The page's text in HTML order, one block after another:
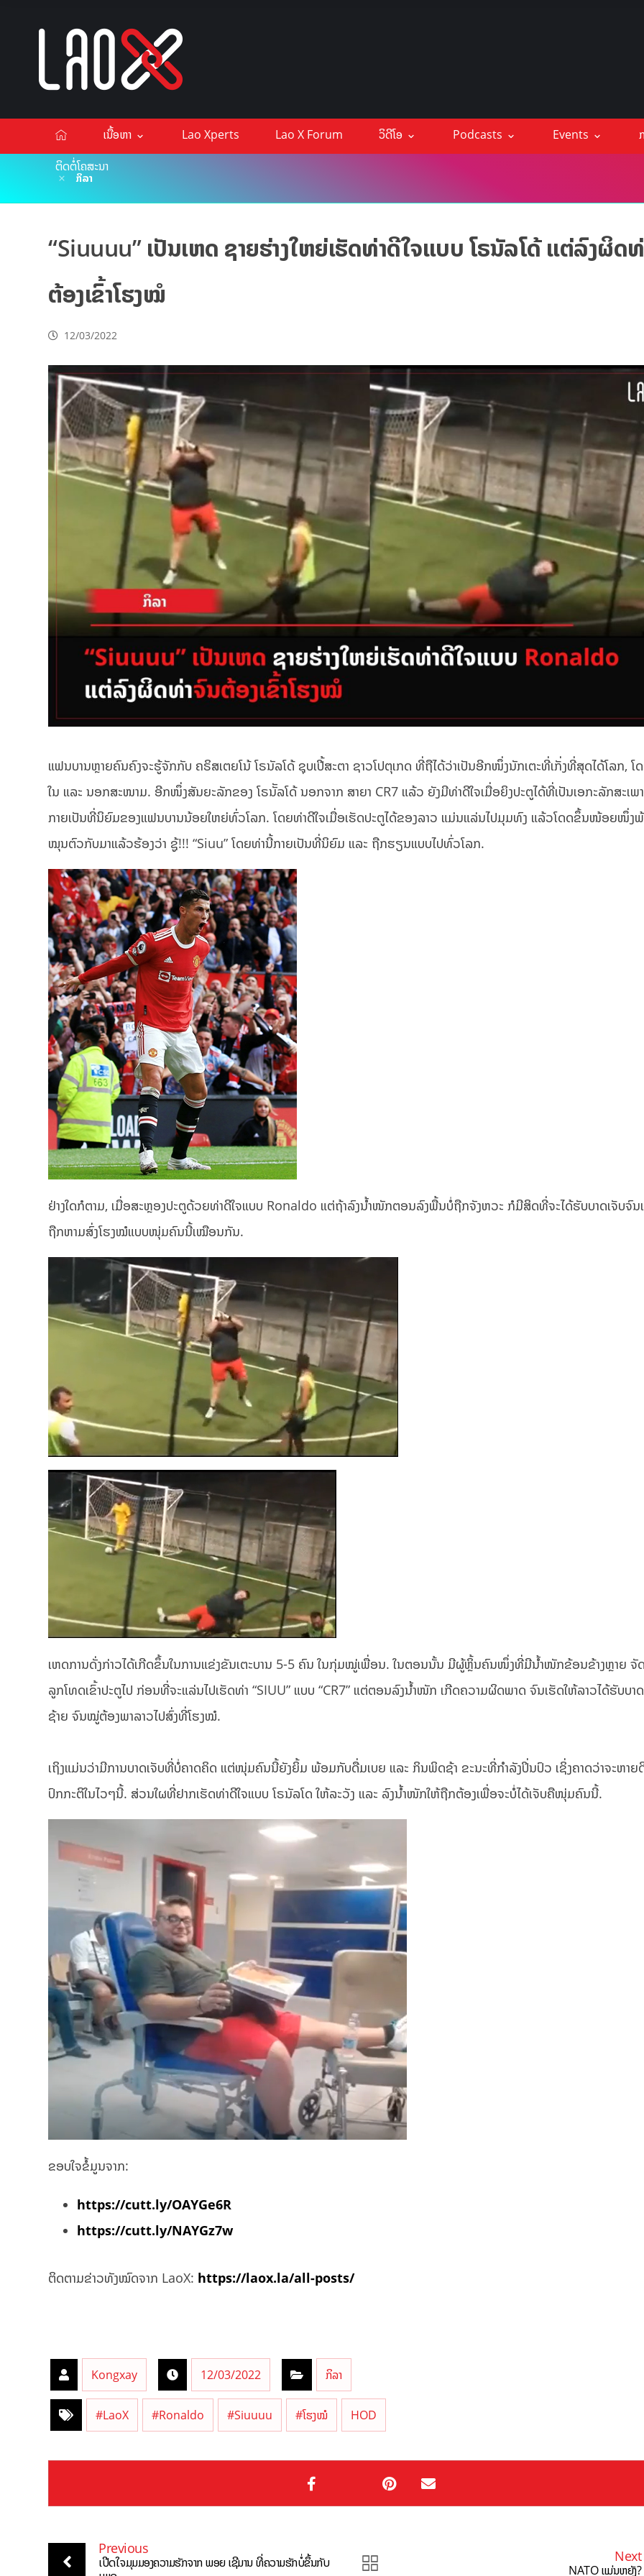
ເນື້ອຫາ Lao Xperts Lao X Forum ວິດີໂອ Podcasts Events
ຕິດຕໍ່ໂຄສະນາ
ກິລາ
“Siuuuu” ເປັນເຫດ ຊາຍຮ່າງໃຫຍ່ເຮັດທ່າດີໃຈແບບ ໂຣນັລໂດ້ ແຕ່ລົງຜິດ
ຕ້ອງເຂົ້າໂຮງໝໍ
12/03/2022
ແຟນບານຫຼາຍຄົນຄົງຈະຮູ້ຈັກກັບ ຄຣິສເຕຍໂນ້ ໂຣນັລໂດ້ ຊຸບເປີ້ສະຕາ ຊາວໂປຕຸເກດ ທີ່ຖືໄດ້ວ່າເປັນອີກໜຶ່ງນັກເຕະທີ່ເກັ່ງທີ່ສຸດໄດ້ໂລກ, ໂ
ໃນ ແລະ ນອກສະໜາມ. ອີກໜຶ່ງສັນຍະລັກຂອງ ໂຣນັັລໂດ້ ນອກຈາກ ສາຍາ CR7 ແລ້ວ ຍັງມີທ່າດີໃຈເມື່ອຍິງປະຕູໄດ້ທີ່ເປັນເອກະລັກສະເພ
ກາຍເປັນທີ່ນິຍົມຂອງແຟນບານນ້ອຍໃຫຍ່ທົ່ວໂລກ. ໂດຍທ່າດີໃຈເມື່ອເຮັດປະຕູໄດ້ຂອງລາວ ແມ່ນແລ່ນໄປມຸມທົງ ແລ້ວໂດດຂຶ້ນໜ້ອຍໜຶ່ງ
ໝຸນຕົວກັບມາແລ້ວຮ້ອງວ່າ ຊູ້!!! “Siuu” ໂດຍທ່ານີ້ກາຍເປັນທີ່ນິຍົມ ແລະ ຖືກຮຽນແບບໄປທົ່ວໂລກ.
ຢ່າງໃດກໍຕາມ, ເມື່ອສະຫຼອງປະຕູດ້ວຍທ່າດີໃຈແບບ Ronaldo ແຕ່ຖ້າລົງນ້ຳໜັກຕອນລົງພື້ນບໍ່ຖືກຈັງຫວະ ກໍມີສິດທີ່ຈະໄດ້ຮັບບາດເຈັບຈົນ
ຖືກຫາມສົ່ງໂຮງໝໍແບບໜຸ່ມຄົນນີ້ເໝືອນກັນ.
ເຫດການ​ດັ່ງກ່າວ​ໄດ້​ເກີດ​ຂຶ້ນ​ໃນ​ການ​ແຂ່ງຂັນ​ເຕະບານ 5-5 ຄົນ​ ໃນກຸ່ມ​ໝູ່​ເພື່ອນ. ໃນຕອນນັ້ນ ມີຜູ້ຫຼິ້ນຄົນໜຶ່ງທີ່ມີນໍ້າໜັກຂ້ອນຂ້າງຫຼາຍ ຈັ
ລູກໂທດເຂົ້າປະຕູໄປ ກ່ອນທີ່ຈະແລ່ນໄປເຮັດທ່າ “SIUU” ແບບ “CR7” ແຕ່ຕອນລົງນ້ຳໜັກ ເກີດຄວາມຜິດພາດ ຈົນເຮັດໃຫ້ລາວໄດ້ຮັບບາ
ຊ້າຍ ຈົນໝູ່ຕ້ອງພາລາວໄປສົ່ງທີ່ໂຮງໝໍ.
ເຖິງແມ່ນວ່າມີການບາດເຈັບທີ່ບໍ່ຄາດຄິດ ແຕ່ໜຸ່ມຄົນນີ້ຍັງຍິ້ມ ພ້ອມກັບດື່ມເບຍ ແລະ ກິນພິດຊ້າ ຂະນະທີ່ກຳລັງປິ່ນປົວ ເຊິ່ງຄາດວ່າຈະຫາຍ
ປົກກະຕິໃນໄວໆນີ້. ສ່ວນໃຜທີ່ຢາກເຮັດທ່າດີໃຈແບບ ໂຣນັລໂດ ໃຫ້ລະວັງ ແລະ ລົງນໍ້າໜັກໃຫ້ຖືກຕ້ອງເພື່ອຈະບໍ່ໄດ້ເຈັບຄືໜຸ່ມຄົນນີ້.
ຂອບໃຈຂໍ້ມູນຈາກ:
https://cutt.ly/OAYGe6R
https://cutt.ly/NAYGz7w
ຕິດຕາມຂ່າວທັງໝົດຈາກ LaoX: https://laox.la/all-posts/
Kongxay 12/03/2022 ກິລາ
#LaoX #Ronaldo #Siuuuu #ໂຮງໝໍ HOD
Previous
ເປີດໃຈມຸມມອງຄວາມຮັກຈາກ ພອຍ ເຊີມານ ທີ່ຄວາມຮັກບໍ່ຂຶ້ນກັບ
Next
NATO ແມ່ນຫຍັງ?